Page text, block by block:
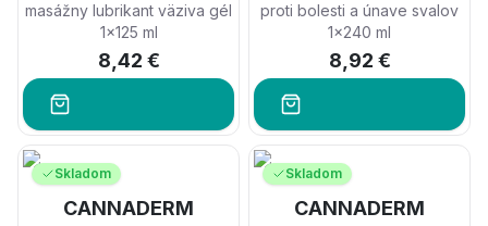
masážny lubrikant väziva gél
1x125 ml
8,42 €
proti bolesti a únave svalov
1x240 ml
8,92 €
Skladom
CANNADERM
Skladom
CANNADERM